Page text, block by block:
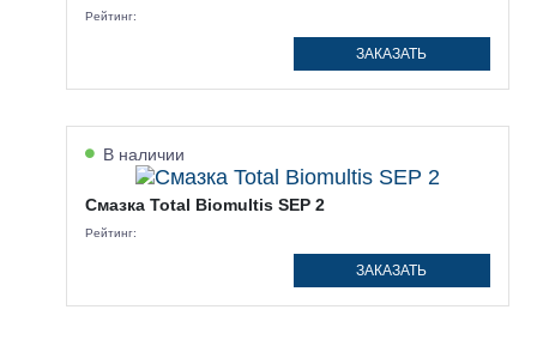
Рейтинг:
ЗАКАЗАТЬ
В наличии
Смазка Total Biomultis SEP 2
Рейтинг:
ЗАКАЗАТЬ